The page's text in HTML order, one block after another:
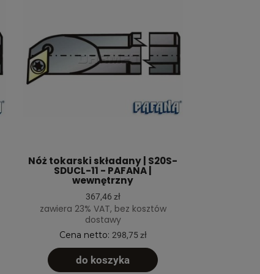
Nóż tokarski składany | S20S-
SDUCL-11 - PAFANA |
wewnętrzny
367,46 zł
zawiera 23% VAT, bez kosztów
dostawy
Cena netto: 298,75 zł
do koszyka